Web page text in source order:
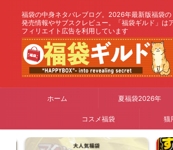
福袋の中身ネタバレブログ。2026年最新版福袋の
発売情報やサブスクレビュー。「福袋ギルド」は
フィリエイト広告を利用しています
ホーム 夏福袋2026年
コスメ福袋 猫